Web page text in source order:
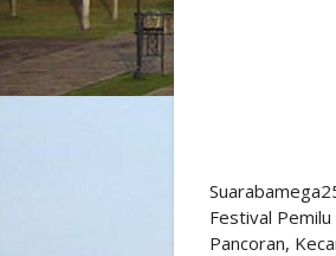
Festival
Pancoran,